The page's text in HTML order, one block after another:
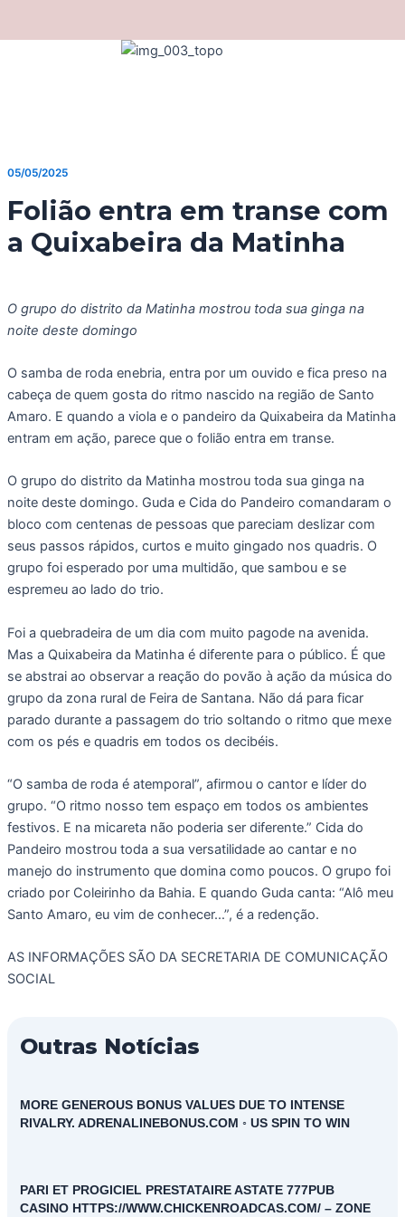
05/05/2025
Folião entra em transe com
a Quixabeira da Matinha
O grupo do distrito da Matinha mostrou toda sua ginga na
noite deste domingo
O samba de roda enebria, entra por um ouvido e fica preso na
cabeça de quem gosta do ritmo nascido na região de Santo
Amaro. E quando a viola e o pandeiro da Quixabeira da Matinha
entram em ação, parece que o folião entra em transe.
O grupo do distrito da Matinha mostrou toda sua ginga na
noite deste domingo. Guda e Cida do Pandeiro comandaram o
bloco com centenas de pessoas que pareciam deslizar com
seus passos rápidos, curtos e muito gingado nos quadris. O
grupo foi esperado por uma multidão, que sambou e se
espremeu ao lado do trio.
Foi a quebradeira de um dia com muito pagode na avenida.
Mas a Quixabeira da Matinha é diferente para o público. É que
se abstrai ao observar a reação do povão à ação da música do
grupo da zona rural de Feira de Santana. Não dá para ficar
parado durante a passagem do trio soltando o ritmo que mexe
com os pés e quadris em todos os decibéis.
“O samba de roda é atemporal”, afirmou o cantor e líder do
grupo. “O ritmo nosso tem espaço em todos os ambientes
festivos. E na micareta não poderia ser diferente.” Cida do
Pandeiro mostrou toda a sua versatilidade ao cantar e no
manejo do instrumento que domina como poucos. O grupo foi
criado por Coleirinho da Bahia. E quando Guda canta: “Alô meu
Santo Amaro, eu vim de conhecer…”, é a redenção.
AS INFORMAÇÕES SÃO DA SECRETARIA DE COMUNICAÇÃO
SOCIAL
Outras Notícias
MORE GENEROUS BONUS VALUES DUE TO INTENSE
RIVALRY. ADRENALINEBONUS.COM ◦ US SPIN TO WIN
PARI ET PROGICIEL PRESTATAIRE ASTATE 777PUB
CASINO HTTPS://WWW.CHICKENROADCAS.COM/ – ZONE